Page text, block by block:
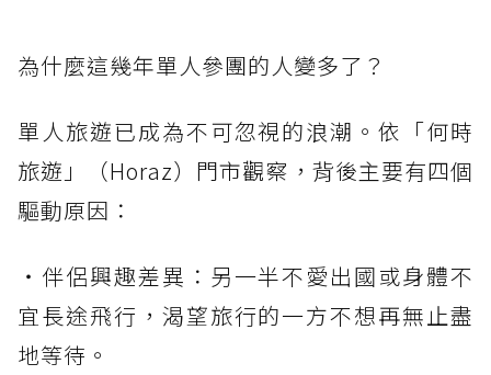
為什麼這幾年單人參團的人變多了？
單人旅遊已成為不可忽視的浪潮。依「何時
旅遊」（Horaz）門市觀察，背後主要有四個
驅動原因：
・伴侶興趣差異：另一半不愛出國或身體不
宜長途飛行，渴望旅行的一方不想再無止盡
地等待。